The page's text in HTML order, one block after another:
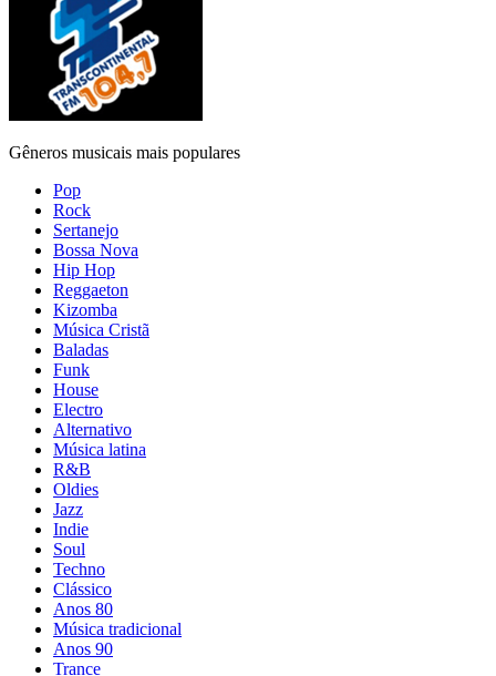
Gêneros musicais mais populares
Pop
Rock
Sertanejo
Bossa Nova
Hip Hop
Reggaeton
Kizomba
Música Cristã
Baladas
Funk
House
Electro
Alternativo
Música latina
R&B
Oldies
Jazz
Indie
Soul
Techno
Clássico
Anos 80
Música tradicional
Anos 90
Trance